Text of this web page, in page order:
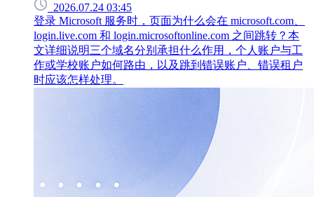
2026.07.24 03:45
登录 Microsoft 服务时，页面为什么会在 microsoft.com、
login.live.com 和 login.microsoftonline.com 之间跳转？本
文详细说明三个域名分别承担什么作用，个人账户与工
作或学校账户如何路由，以及跳到错误账户、错误租户
时应该怎样处理。